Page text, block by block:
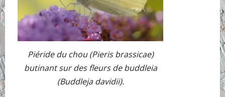
Piéride du chou (Pieris brassicae)
butinant sur des fleurs de buddleia
(Buddleja davidii).